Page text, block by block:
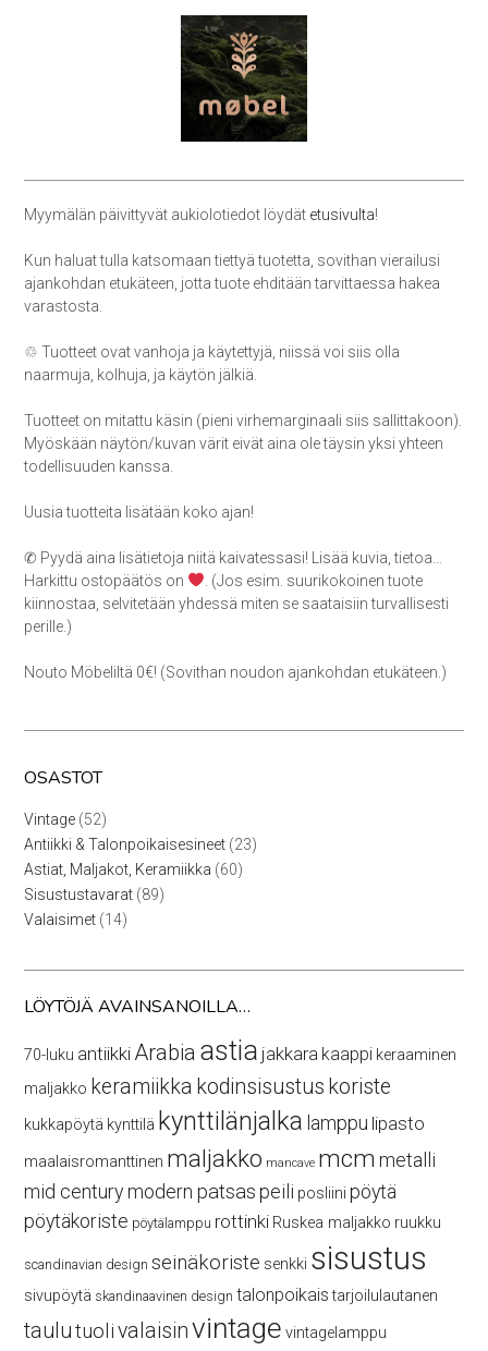
Myymälän päivittyvät aukiolotiedot löydät etusivulta!
Kun haluat tulla katsomaan tiettyä tuotetta, sovithan vierailusi
ajankohdan etukäteen, jotta tuote ehditään tarvittaessa hakea
varastosta.
♲ Tuotteet ovat vanhoja ja käytettyjä, niissä voi siis olla
naarmuja, kolhuja, ja käytön jälkiä.
Tuotteet on mitattu käsin (pieni virhemarginaali siis sallittakoon).
Myöskään näytön/kuvan värit eivät aina ole täysin yksi yhteen
todellisuuden kanssa.
Uusia tuotteita lisätään koko ajan!
✆ Pyydä aina lisätietoja niitä kaivatessasi! Lisää kuvia, tietoa…
Harkittu ostopäätös on
. (Jos esim. suurikokoinen tuote
kiinnostaa, selvitetään yhdessä miten se saataisiin turvallisesti
perille.)
Nouto Möbeliltä 0€! (Sovithan noudon ajankohdan etukäteen.)
OSASTOT
Vintage 5252
tuotetta
Antiikki & Talonpoikaisesineet 2323
Astiat, Maljakot, Keramiikka 6060
Sisustustavarat 8989
Valaisimet 1414
LÖYTÖJÄ AVAINSANOILLA…
70-luku antiikki Arabia astia jakkara kaappi keraaminen
maljakko keramiikka kodinsisustus koriste
kukkapöytä kynttilä kynttilänjalka lamppu lipasto
maalaisromanttinen maljakko mancave mcm metalli
mid century modern patsaspeili posliini pöytä
pöytäkoriste pöytälamppu rottinki Ruskea maljakko ruukku
scandinavian design seinäkoriste senkki sisustus
sivupöytä skandinaavinen design talonpoikais tarjoilulautanen
taulutuolivalaisinvintage vintagelamppu